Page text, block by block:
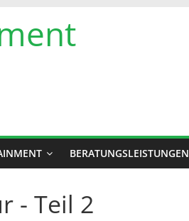
BERATUNGSLEISTUNGEN
- Teil 2